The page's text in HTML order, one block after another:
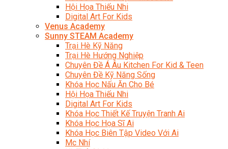
Hội Họa Thiếu Nhi
Digital Art For Kids
Venus Academy
Sunny STEAM Academy
Trại Hè Kỹ Năng
Trại Hè Hướng Nghiệp
Chuyên Đề Á Âu Kitchen For Kid & Teen
Chuyên Đề Kỹ Năng Sống
Khóa Học Nấu Ăn Cho Bé
Hội Họa Thiếu Nhi
Digital Art For Kids
Khóa Học Thiết Kế Truyện Tranh Ai
Khóa Học Họa Sĩ Ai
Khóa Học Biên Tập Video Với Ai
Mc Nhí